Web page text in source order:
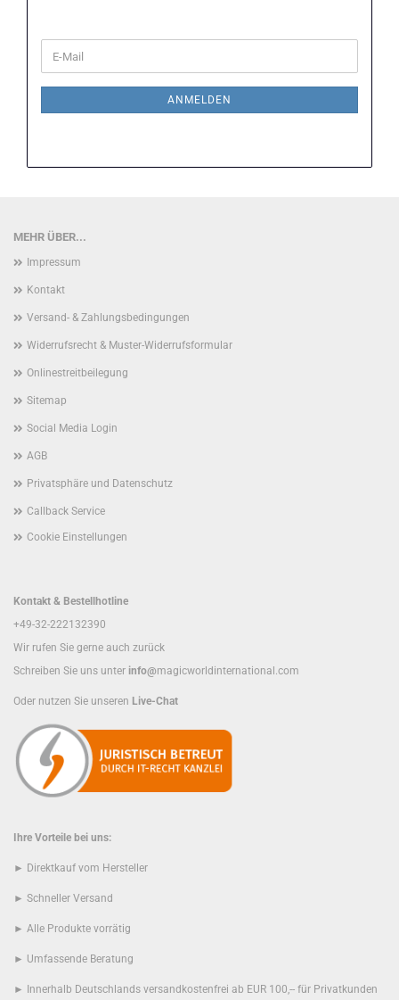
ZUR
E-
Mail
ANMELDEN
MEHR ÜBER...
Impressum
Kontakt
Versand- & Zahlungsbedingungen
Widerrufsrecht & Muster-Widerrufsformular
Onlinestreitbeilegung
Sitemap
Social Media Login
AGB
Privatsphäre und Datenschutz
Callback Service
Cookie Einstellungen
Kontakt & Bestellhotline
+49-32-222132390
Wir rufen Sie gerne auch zurück
Schreiben Sie uns unter info@magicworldinternational.com
Oder nutzen Sie unseren Live-Chat
Ihre Vorteile bei uns:
► Direktkauf vom Hersteller
► Schneller Versand
► Alle Produkte vorrätig
► Umfassende Beratung
► Innerhalb Deutschlands versandkostenfrei ab EUR 100,-- für Privatkunden